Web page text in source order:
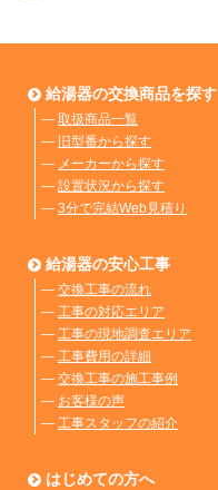
給湯器の交換商品を探す
― 取扱商品一覧
― 旧型番から探す
― メーカーから探す
― 設置状況から探す
― 3分で完結Web見積り
給湯器の安心工事
― 交換工事の流れ
― 工事の対応エリア
― 工事の現地調査エリア
― 工事費用の詳細
― 交換工事の施工事例
― お客様の声
― 工事スタッフの紹介
はじめての方へ